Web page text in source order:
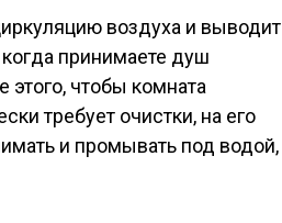
воздуха и выводит
принимаете душ
чтобы комната
требует очистки, на его
и промывать под водой,